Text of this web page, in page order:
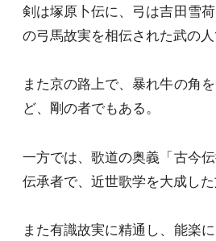
剣は塚原卜伝に、弓は吉田雪
の弓馬故実を相伝された武の人
また京の路上で、暴れ牛の角
ど、剛の者でもある。
一方では、歌道の奥義「古今
伝承者で、近世歌学を大成した
また有識故実に精通し、能楽